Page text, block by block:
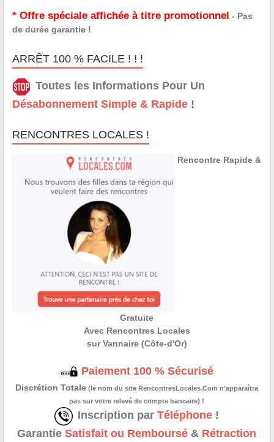
* Offre spéciale affichée à titre promotionnel - Pas
de durée garantie !
ARRÊT 100 % FACILE ! ! !
Toutes les Informations Pour Un
Désabonnement Simple & Rapide!
RENCONTRES LOCALES !
Rencontre Rapide &
Gratuite
Avec Rencontres Locales
sur Vannaire (Côte-d'Or)
Paiement 100 % Sécurisé
Discrétion Totale (le nom du site RencontresLocales.Com n’apparaîtra
pas sur votre relevé de compte bancaire) !
Inscription parTéléphone !
GarantieSatisfait ou Remboursé & Rétraction